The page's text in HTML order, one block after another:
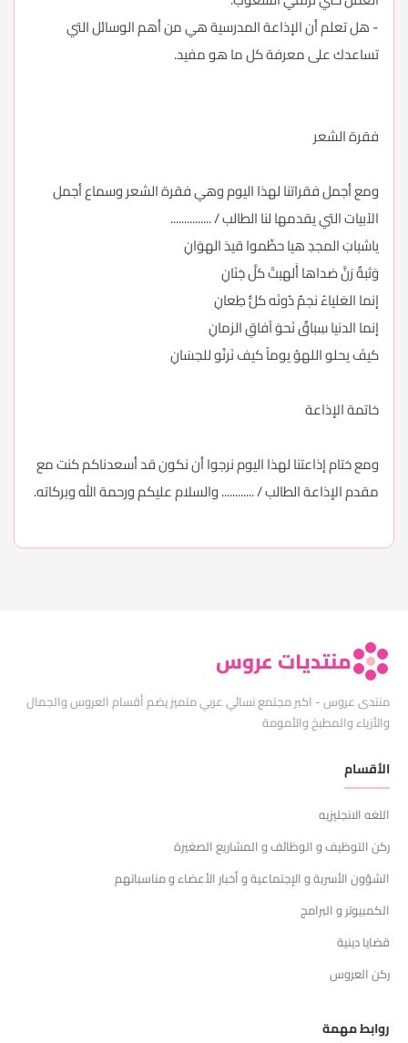
- هل تعلم أن الإذاعة المدرسية هي من أهم الوسائل التي
تساعدك على معرفة كل ما هو مفيد.
فقرة الشعر
ومع أجمل فقراتنا لهذا اليوم وهي فقرة الشعر وسماع أجمل
الآبيات التي يقدمها لنا الطالب / ...............
ياشبابَ المجدِ هيا حطِّموا قيدَ الهوَانِ
وَثبةٌ رَنَّ صَداها أَلهبتْ كلَّ جَنَانِ
إنما العَلياءُ نجمٌ دُونَه كلُّ طِعانِ
إنما الدنيا سِباقٌ نَحوَ آفاقِ الزمانِ
كيفَ يحلو اللهوُ يوماً كيف نَرنُو للحِسَانِ
خاتمة الإذاعة
ومع ختام إذاعتنا لهذا اليوم نرجوا أن نكون قد أسعدناكم كنت مع
مقدم الإذاعة الطالب / ............ والسلام عليكم ورحمة الله وبركاته.
منتديات عروس
منتدى عروس - اكبر مجتمع نسائي عربي متميز يضم أقسام العروس والجمال
والأزياء والمطبخ والأمومة
الأقسام
اللغه الانجليزيه
ركن التوظيف و الوظائف و المشاريع الصغيرة
الشؤون الأسرية و الإجتماعية و أخبار الأعضاء و مناسباتهم
الكمبيوتر و البرامج
قضايا دينية
ركن العروس
روابط مهمة